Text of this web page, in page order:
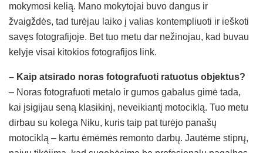
mokymosi kelią. Mano mokytojai buvo dangus ir
žvaigždės, tad turėjau laiko į valias kontempliuoti ir ieškoti
savęs fotografijoje. Bet tuo metu dar nežinojau, kad buvau
kelyje visai kitokios fotografijos link.
– Kaip atsirado noras fotografuoti ratuotus objektus?
– Noras fotografuoti metalo ir gumos gabalus gimė tada,
kai įsigijau seną klasikinį, neveikiantį motociklą. Tuo metu
dirbau su kolega Niku, kuris taip pat turėjo panašų
motociklą – kartu ėmėmės remonto darbų. Jautėme stiprų,